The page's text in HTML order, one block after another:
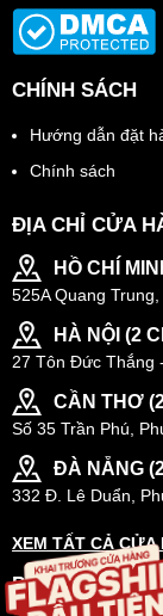
CHÍNH SÁCH
Hướng dẫn đặt
Chính sách
ĐỊA CHỈ CỬA
HỒ CHÍ
525A Quang
HÀ NỘI (2
27 Tôn Đức Thắng
CẦN THƠ
Số 35 Trần Phú,
ĐÀ NẴNG
332 Đ. Lê Duẩn,
XEM TẤT CẢ CỬA
PHƯƠNG